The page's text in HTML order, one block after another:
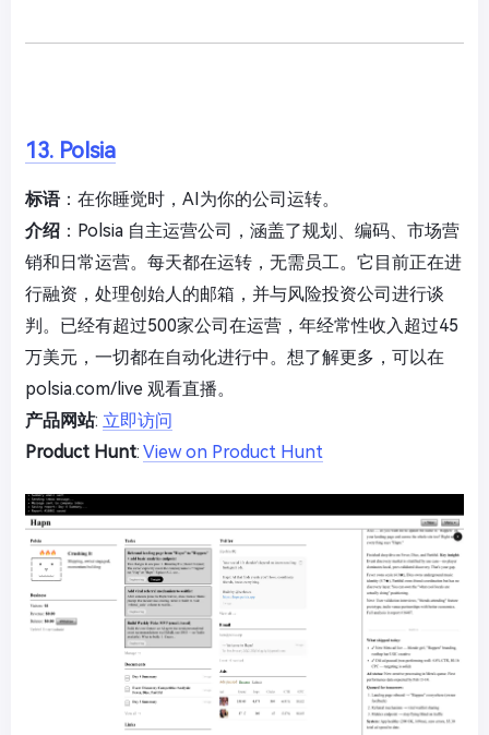
13. Polsia
标语：在你睡觉时，AI为你的公司运转。
介绍 ：Polsia 自主运营公司，涵盖了规划、编码、市场营
销和日常运营。每天都在运转，无需员工。它目前正在进
行融资，处理创始人的邮箱，并与风险投资公司进行谈
判。已经有超过500家公司在运营，年经常性收入超过45
万美元，一切都在自动化进行中。想了解更多，可以在
polsia.com/live 观看直播。
产品网站: 立即访问
Product Hunt: View on Product Hunt